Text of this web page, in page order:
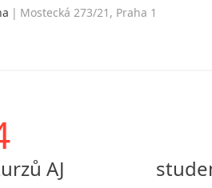
| Mostecká 273/21, Praha 1
AJ